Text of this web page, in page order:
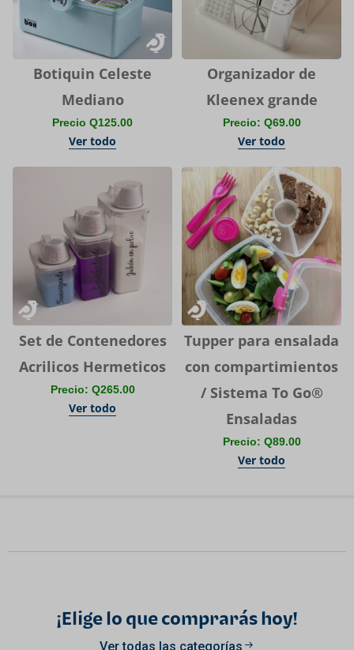
Botiquin Celeste
Mediano
Precio Q125.00
Ver todo
Organizador de
Kleenex grande
Precio: Q69.00
Ver todo
Set de Contenedores
Acrilicos Hermeticos
Precio: Q265.00
Ver todo
Tupper para ensalada
con compartimientos
/ Sistema To Go®
Ensaladas
Precio: Q89.00
Ver todo
¡Elige lo que comprarás hoy!
Ver todas las categorías